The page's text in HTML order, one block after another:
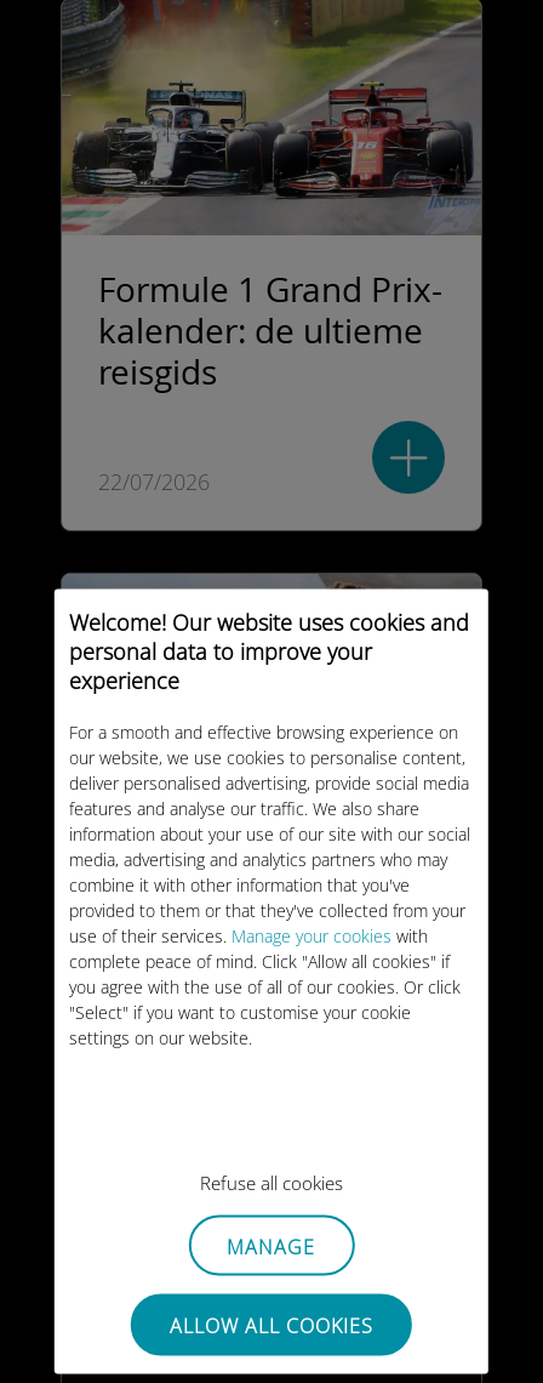
Welcome! Our website uses cookies and
personal data to improve your
experience
For a smooth and effective browsing experience on
our website, we use cookies to personalise content,
deliver personalised advertising, provide social media
features and analyse our traffic. We also share
information about your use of our site with our social
media, advertising and analytics partners who may
combine it with other information that you've
provided to them or that they've collected from your
use of their services. Manage your cookies with
complete peace of mind. Click "Allow all cookies" if
you agree with the use of all of our cookies. Or click
"Select" if you want to customise your cookie
settings on our website.
Refuse all cookies
MANAGE
ALLOW ALL COOKIES
Formule 1 Grand Prix-
kalender: de ultieme
reisgids
22/07/2026
Ubigi vs Holafly:
welke eSIM moet je
kiezen voor je reis?
20/07/2026